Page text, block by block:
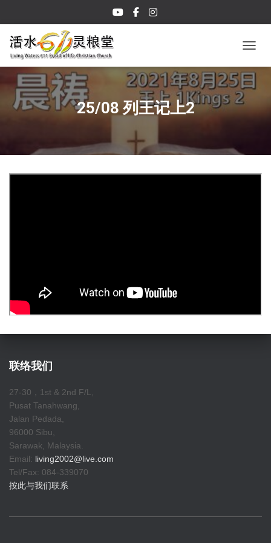
25/08 列王记上2
联络我们
27-30，1st & 2nd F/L,
Pusat Tanahwang,
Jalan Pedada,
96000 Sibu,
Sarawak, Malaysia.
Email: living2002@live.com
Tel/Fax: 084-339070
按此与我们联系